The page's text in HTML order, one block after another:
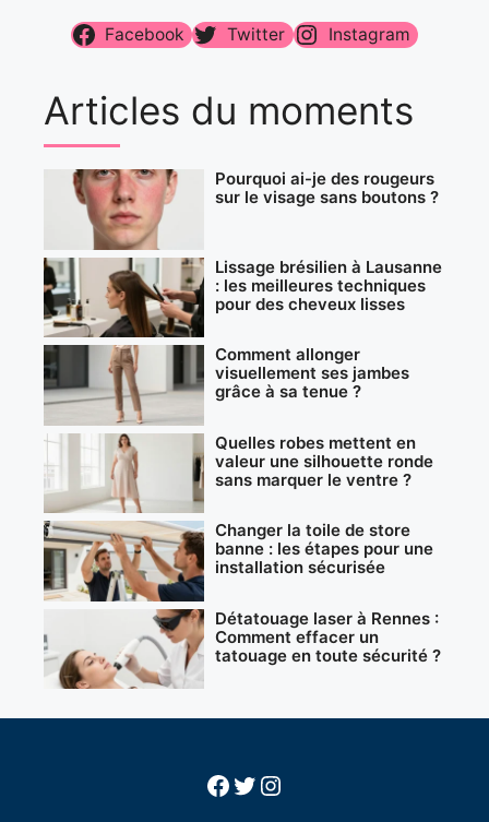
Facebook Twitter Instagram
Articles du moments
Pourquoi ai-je des rougeurs
sur le visage sans boutons ?
Lissage brésilien à Lausanne
: les meilleures techniques
pour des cheveux lisses
Comment allonger
visuellement ses jambes
grâce à sa tenue ?
Quelles robes mettent en
valeur une silhouette ronde
sans marquer le ventre ?
Changer la toile de store
banne : les étapes pour une
installation sécurisée
Détatouage laser à Rennes :
Comment effacer un
tatouage en toute sécurité ?
Facebook
Twitter
Instagram